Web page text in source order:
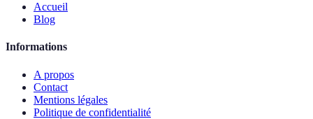
Accueil
Blog
Informations
A propos
Contact
Mentions légales
Politique de confidentialité